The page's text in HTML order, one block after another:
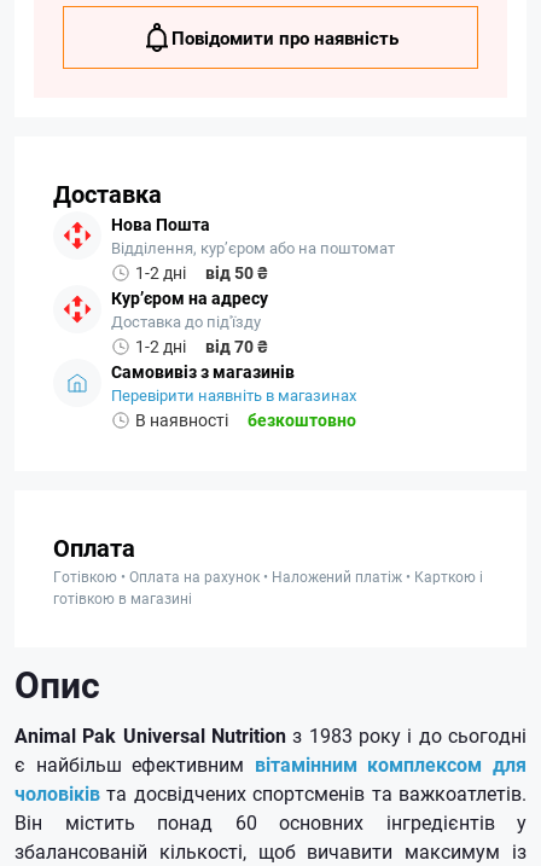
Повідомити про наявність
Доставка
Нова Пошта
Відділення, кур’єром або на поштомат
1-2 дні
від 50 ₴
Кур’єром на адресу
Доставка до під'їзду
1-2 дні
від 70 ₴
Самовивіз з магазинів
Перевірити наявніть в магазинах
В наявності безкоштовно
Оплата
Готівкою • Оплата на рахунок • Наложений платіж • Карткою і
готівкою в магазині
Опис
Animal Pak Universal Nutrition з 1983 року і до сьогодні
є найбільш ефективним вітамінним комплексом для
чоловіків та досвідчених спортсменів та важкоатлетів.
Він містить понад 60 основних інгредієнтів у
збалансованій кількості, щоб вичавити максимум із